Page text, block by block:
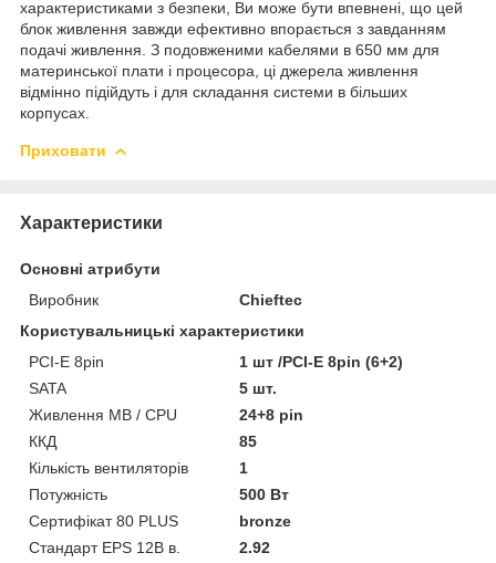
характеристиками з безпеки, Ви може бути впевнені, що цей
блок живлення завжди ефективно впорається з завданням
подачі живлення. З подовженими кабелями в 650 мм для
материнської плати і процесора, ці джерела живлення
відмінно підійдуть і для складання системи в більших
корпусах.
Приховати
Характеристики
Основні атрибути
Виробник
Chieftec
Користувальницькі характеристики
PCI-E 8pin
1 шт /PCI-E 8pin (6+2)
SATA
5 шт.
Живлення MB / CPU
24+8 pin
ККД
85
Кількість вентиляторів
1
Потужність
500 Вт
Сертифікат 80 PLUS
bronze
Стандарт EPS 12В в.
2.92